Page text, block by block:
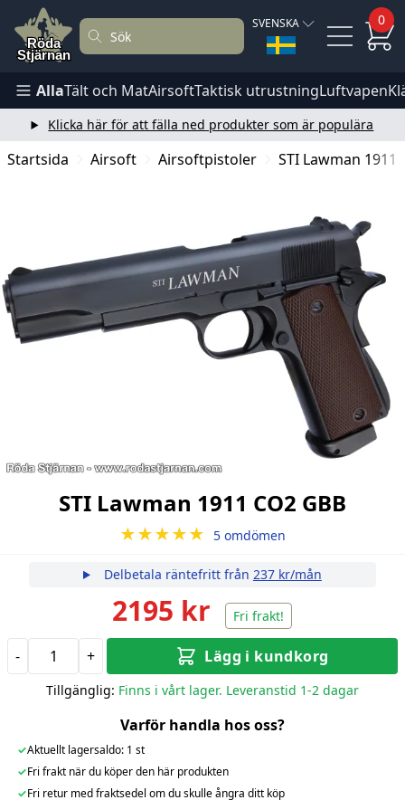
SVENSKA 0
AllaTält och MatAirsoftTaktisk utrustningLuftvapen
Klicka här för att fälla ned produkter som är populära
Startsida Airsoft Airsoftpistoler STI Lawman 1911
STI Lawman 1911 CO2 GBB
★★★★★ 5 omdömen
Delbetala räntefritt från 237 kr/mån
2195 kr Fri frakt!
- + Lägg i kundkorg
Tillgänglig: Finns i vårt lager. Leveranstid 1-2 dagar
Varför handla hos oss?
✓Aktuellt lagersaldo: 1 st
✓Fri frakt när du köper den här produkten
✓Fri retur med fraktsedel om du skulle ångra ditt köp